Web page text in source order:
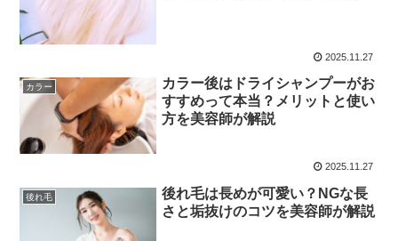
2025.11.27
カラー
カラー後はドライシャンプーがお
すすめって本当？メリットと使い
方を美容師が解説
2025.11.27
後れ毛
後れ毛は長めが可愛い？NGな長
さと垢抜けのコツを美容師が解説